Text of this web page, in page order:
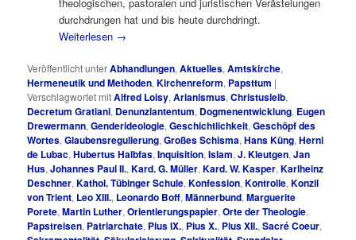
durchdrungen hat und bis heute durchdringt.
Weiterlesen →
Veröffentlicht unterAbhandlungen,Aktuelles,Amtskirche,
Hermeneutik und Methoden,Kirchenreform, Papsttum |
Verschlagwortet mitAlfred Loisy,Arianismus,Christusleib,
Decretum Gratiani, Denunziantentum, Dogmenentwicklung, Eugen
Drewermann,Genderideologie,Geschichtlichkeit,Geschöpf des
Wortes,Glaubensregulierung,Großes Schisma,Hans Küng,Herni
de Lubac,Hubertus Halbfas,Inquisition,Islam,J. Kleutgen,Jan
Hus,Johannes Paul II.,Kard. G. Müller,Kard. W. Kasper,Karlheinz
Deschner,Kathol. Tübinger Schule,Konfession,Kontrolle,Konzil
von Trient, Leo XIII., Leonardo Boff,Männerbund,Marguerite
Porete,Martin Luther,Orientierungspapier,Orte der Theologie,
Papstreisen, Patriarchate, Pius IX., Pius X., Pius XII.,Sacré Coeur,